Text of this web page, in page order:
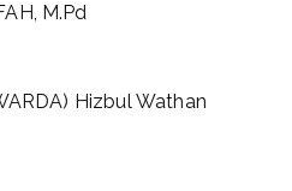
M.Pd
Hizbul Wathan